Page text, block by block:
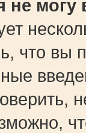
не могу
что вы